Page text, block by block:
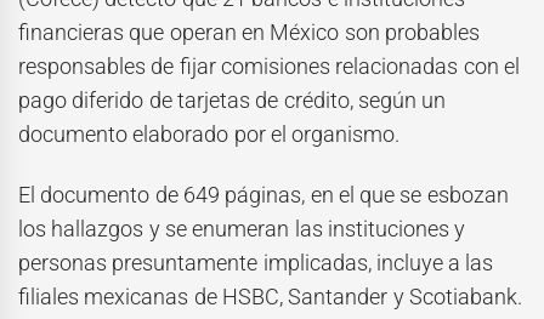
financieras que operan en México son probables
responsables de fijar comisiones relacionadas con el
pago diferido de tarjetas de crédito, según un
documento elaborado por el organismo.
El documento de 649 páginas, en el que se esbozan
los hallazgos y se enumeran las instituciones y
personas presuntamente implicadas, incluye a las
filiales mexicanas de HSBC, Santander y Scotiabank.